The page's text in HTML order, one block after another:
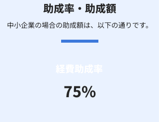
助成率・助成額
中小企業の場合の助成額は、以下の通りです。
75%